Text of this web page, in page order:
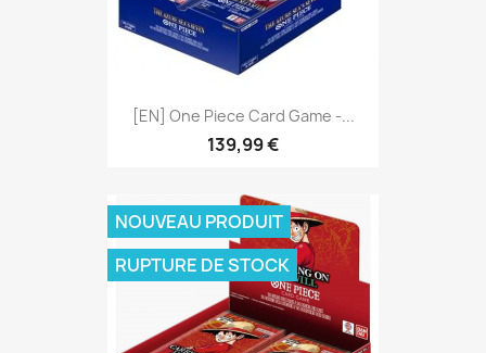
[EN] One Piece Card Game -...
139,99 €
NOUVEAU PRODUIT
RUPTURE DE STOCK